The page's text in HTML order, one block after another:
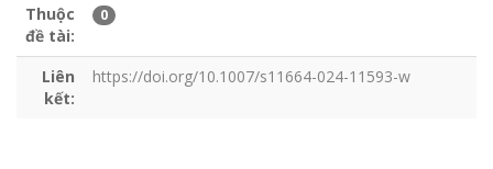
Thuộc
đề tài:
0
Liên
kết:
https://doi.org/10.1007/s11664-024-11593-w